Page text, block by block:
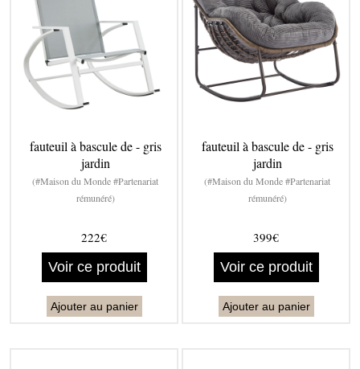
fauteuil à bascule de - gris
jardin
(#Maison du Monde #Partenariat
rémunéré)
222€
Voir ce produit
Ajouter au panier
fauteuil à bascule de - gris
jardin
(#Maison du Monde #Partenariat
rémunéré)
399€
Voir ce produit
Ajouter au panier